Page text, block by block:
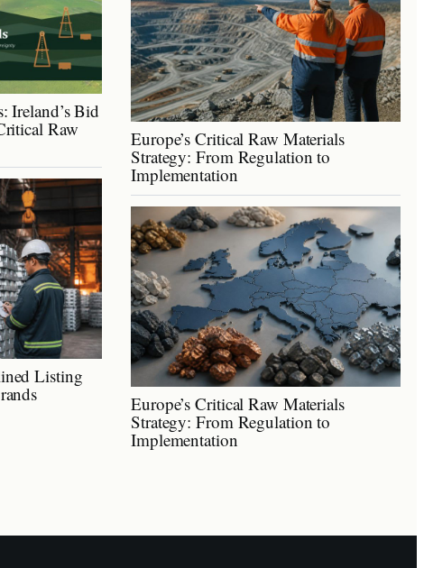
Ireland’s Bid
Raw
Listing
Europe’s Critical Raw Materials
Strategy: From Regulation to
Implementation
Europe’s Critical Raw Materials
Strategy: From Regulation to
Implementation